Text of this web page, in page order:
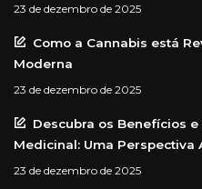
23 de dezembro de 2025
Como a Cannabis está
Moderna
23 de dezembro de 2025
Descubra os Benefícios
Medicinal: Uma Perspectiva
23 de dezembro de 2025